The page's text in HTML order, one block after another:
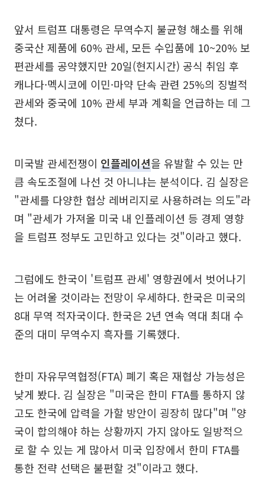
앞서 트럼프 대통령은 무역수지 불균형 해소를 위해
중국산 제품에 60% 관세, 모든 수입품에 10~20% 보
편관세를 공약했지만 20일(현지시간) 공식 취임 후
캐나다·멕시코에 이민·마약 단속 관련 25%의 징벌적
관세와 중국에 10% 관세 부과 계획을 언급하는 데 그
쳤다.
미국발 관세전쟁이 인플레이션을 유발할 수 있는 만
큼 속도조절에 나선 것 아니냐는 분석이다. 김 실장은
"관세를 다양한 협상 레버리지로 사용하려는 의도"라
며 "관세가 가져올 미국 내 인플레이션 등 경제 영향
을 트럼프 정부도 고민하고 있다는 것"이라고 했다.
그럼에도 한국이 '트럼프 관세' 영향권에서 벗어나기
는 어려울 것이라는 전망이 우세하다. 한국은 미국의
8대 무역 적자국이다. 한국은 2년 연속 역대 최대 수
준의 대미 무역수지 흑자를 기록했다.
한미 자유무역협정(FTA) 폐기 혹은 재협상 가능성은
낮게 봤다. 김 실장은 "미국은 한미 FTA를 통하지 않
고도 한국에 압력을 가할 방안이 굉장히 많다"며 "양
국이 합의해야 하는 상황까지 가지 않아도 일방적으
로 할 수 있는 게 많아서 미국 입장에서 한미 FTA를
통한 전략 선택은 불편할 것"이라고 했다.